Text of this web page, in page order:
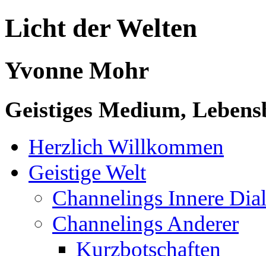
Licht der Welten
Yvonne Mohr
Geistiges Medium,
Herzlich Willkommen
Geistige Welt
Channelings Innere
Channelings Anderer
Kurzbotschaften